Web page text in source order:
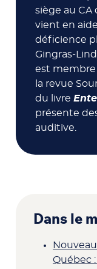
siège au CA
vient en
déficience
Gingras-
est
la revue
du livre
présente
auditive.
Dans le
Québec